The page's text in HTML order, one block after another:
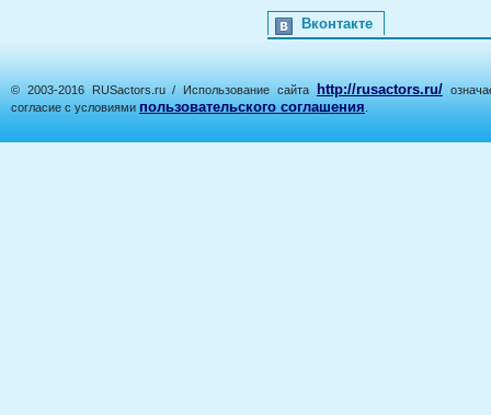
Вконтакте
© 2003-2016 RUSactors.ru / Использование сайта http://rusactors.ru/
согласие с условиями пользовательского соглашения